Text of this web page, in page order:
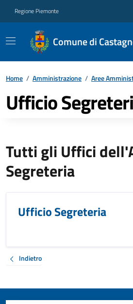
Regione Piemonte
Comune di
Home / Amministrazione / Aree
Ufficio
Tutti gli Uffici
Segreteria
Ufficio Segreteria
Indietro